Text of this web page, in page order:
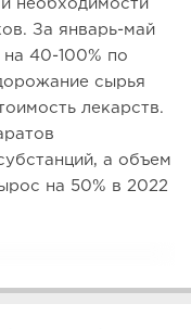
необходимости
За январь-май
40-100% по
сырья
лекарств.
а объем
на 50% в 2022